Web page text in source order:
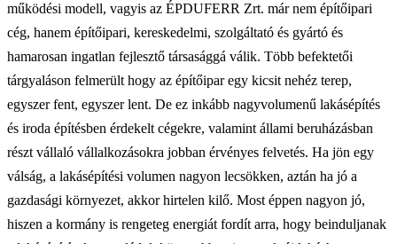
működési modell, vagyis az ÉPDUFERR Zrt. már nem építőipari
cég, hanem építőipari, kereskedelmi, szolgáltató és gyártó és
hamarosan ingatlan fejlesztő társasággá válik. Több befektetői
tárgyaláson felmerült hogy az építőipar egy kicsit nehéz terep,
egyszer fent, egyszer lent. De ez inkább nagyvolumenű lakásépítés
és iroda építésben érdekelt cégekre, valamint állami beruházásban
részt vállaló vállalkozásokra jobban érvényes felvetés. Ha jön egy
válság, a lakásépítési volumen nagyon lecsökken, aztán ha jó a
gazdasági környezet, akkor hirtelen kilő. Most éppen nagyon jó,
hiszen a kormány is rengeteg energiát fordít arra, hogy beinduljanak